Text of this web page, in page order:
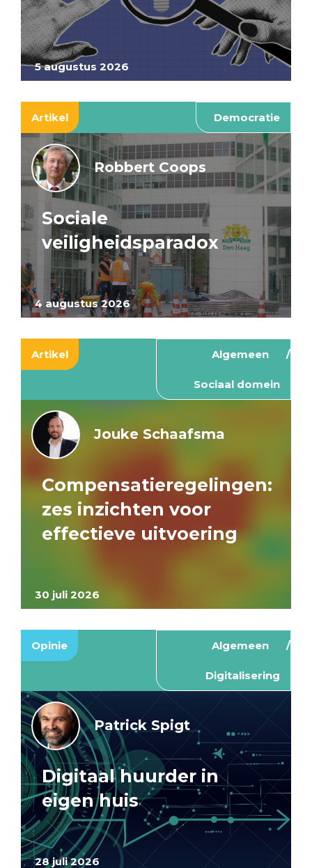
5 augustus 2026
Artikel Democratie
4 augustus 2026
Robbert Coops
Sociale
veiligheidsparadox
Artikel Algemeen
Sociaal domein
30 juli 2026
Jouke Schaafsma
Compensatieregelingen:
zes inzichten voor
effectieve uitvoering
Opinie Algemeen
Digitalisering
28 juli 2026
Patrick Spigt
Digitaal huurder in
eigen huis